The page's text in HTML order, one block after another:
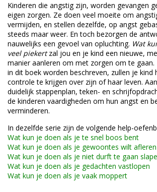
Kinderen die angstig zijn, worden gevangen
eigen zorgen. Ze doen veel moeite om
vermijden, en stellen dezelfde, op angst
steeds maar weer. En toch bezorgen de
nauwelijks een gevoel van opluchting. Wat
veel piekertzal jou en je kind een nieuwe,
manier aanleren om met zorgen om te gaan.
in dit boek worden beschreven, zullen je kind
controle te krijgen over zijn of haar leven.
duidelijk stappenplan, teken- en
de kinderen vaardigheden om hun angst en
verminderen.
In dezelfde serie zijn de volgende help-
Wat kun je doen als je te snel boos bent
Wat kun je doen als je gewoontes wilt afleren
Wat kun je doen als je niet durft te gaan
Wat kun je doen als je gedachten vastlopen
Wat kun je doen als je vaak moppert